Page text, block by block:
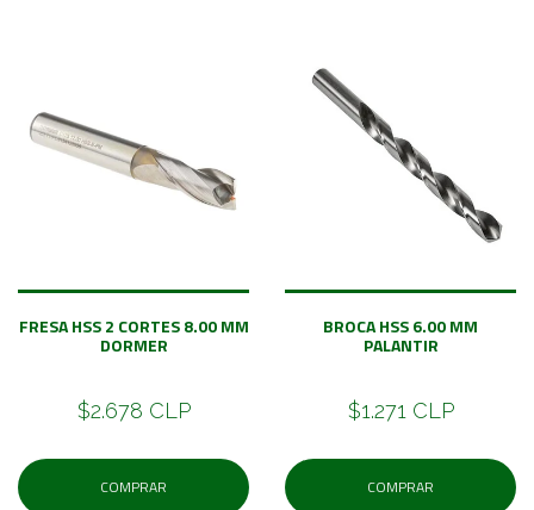
FRESA HSS 2 CORTES 8.00 MM
DORMER
$2.678 CLP
COMPRAR
BROCA HSS 6.00 MM
PALANTIR
$1.271 CLP
COMPRAR